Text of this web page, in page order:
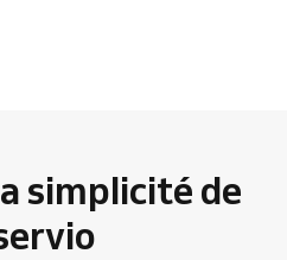
simplicité de